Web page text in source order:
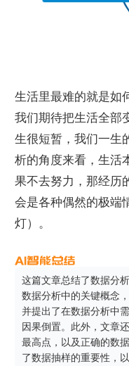
生活里最难的就是如
我们期待把生活全部
生很短暂，我们一生
析的角度来看，生活
果不去努力，那经历
会是各种偶然的极端
灯）。
这篇文章总结了数据分
数据分析中的关键概念
并提出了在数据分析中
因果倒置。此外，文章
最高点，以及正确的数
了数据抽样的重要性，